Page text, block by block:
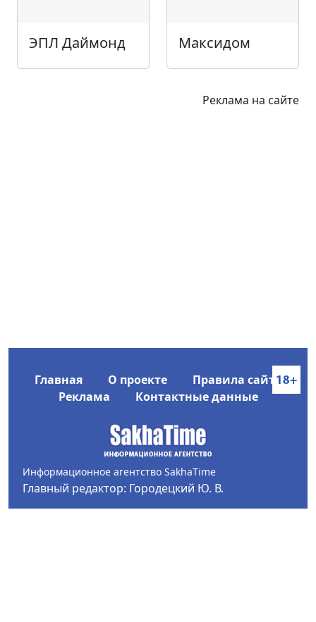
ЭПЛ Даймонд Максидом
Реклама на сайте
Главная О проекте
Правила сайта
Реклама
Контактные данные
Информационное агентство SakhaTime
Главный редактор: Городецкий Ю. В.